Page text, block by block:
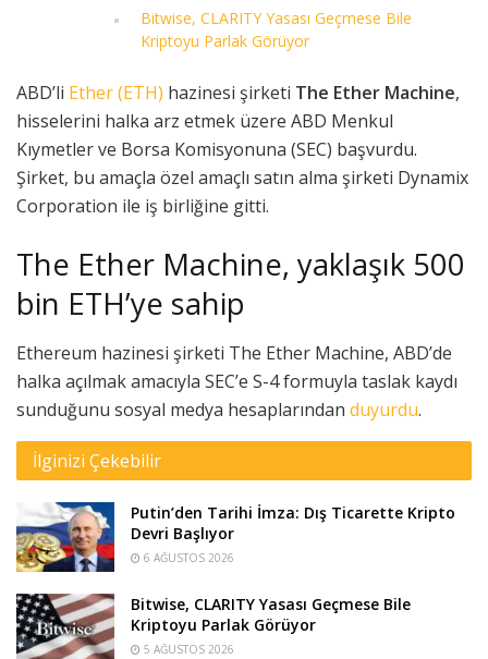
Bitwise, CLARITY Yasası Geçmese Bile
Kriptoyu Parlak Görüyor
ABD’li Ether (ETH) hazinesi şirketi The Ether Machine,
hisselerini halka arz etmek üzere ABD Menkul
Kıymetler ve Borsa Komisyonuna (SEC) başvurdu.
Şirket, bu amaçla özel amaçlı satın alma şirketi Dynamix
Corporation ile iş birliğine gitti.
The Ether Machine, yaklaşık 500
bin ETH’ye sahip
Ethereum hazinesi şirketi The Ether Machine, ABD’de
halka açılmak amacıyla SEC’e S-4 formuyla taslak kaydı
sunduğunu sosyal medya hesaplarından duyurdu.
İlginizi Çekebilir
Putin’den Tarihi İmza: Dış Ticarette Kripto
Devri Başlıyor
6 AĞUSTOS 2026
Bitwise, CLARITY Yasası Geçmese Bile
Kriptoyu Parlak Görüyor
5 AĞUSTOS 2026